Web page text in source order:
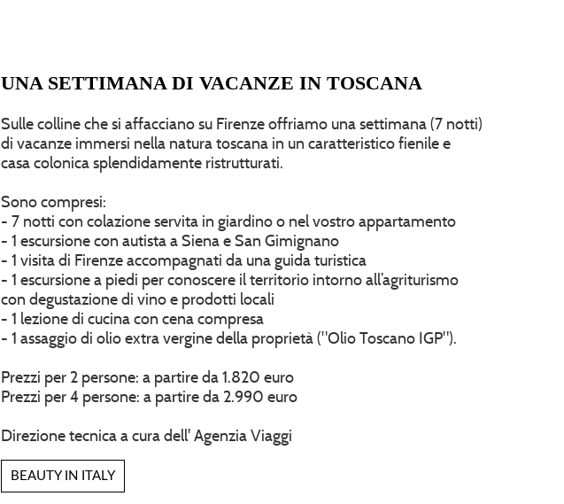
UNA SETTIMANA DI VACANZE IN TOSCANA
Sulle colline che si affacciano su Firenze offriamo una settimana (7 notti)
di vacanze immersi nella natura toscana in un caratteristico fienile e
casa colonica splendidamente ristrutturati.
Sono compresi:
- 7 notti con colazione servita in giardino o nel vostro appartamento
- 1 escursione con autista a Siena e San Gimignano
- 1 visita di Firenze accompagnati da una guida turistica
- 1 escursione a piedi per conoscere il territorio intorno all’agriturismo
con degustazione di vino e prodotti locali
- 1 lezione di cucina con cena compresa
- 1 assaggio di olio extra vergine della proprietà ("Olio Toscano IGP").
Prezzi per 2 persone: a partire da 1.820 euro
Prezzi per 4 persone: a partire da 2.990 euro
Direzione tecnica a cura dell' Agenzia Viaggi
BEAUTY IN ITALY